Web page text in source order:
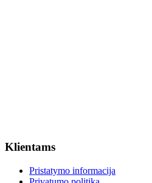
Klientams
Pristatymo informacija